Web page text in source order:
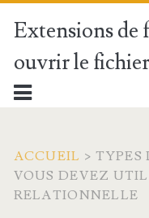
Extensions de
ouvrir le fichier
ACCUEIL > TYPES
VOUS DEVEZ
RELATIONNELLE